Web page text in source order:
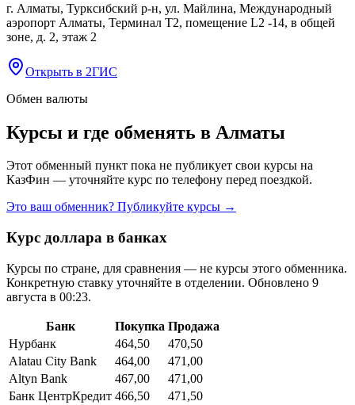
г. Алматы, Турксибский р-н, ул. Майлина, Международный
аэропорт Алматы, Терминал Т2, помещение L2 -14, в общей
зоне, д. 2, этаж 2
Открыть в 2ГИС
Обмен валюты
Курсы и где обменять в Алматы
Этот обменный пункт пока не публикует свои курсы на
КазФин — уточняйте курс по телефону перед поездкой.
Это ваш обменник? Публикуйте курсы →
Курс доллара в банках
Курсы по стране, для сравнения — не курсы этого обменника.
Конкретную ставку уточняйте в отделении. Обновлено 9
августа в 00:23.
Банк Покупка Продажа
Нурбанк
464,50
470,50
Alatau City Bank
464,00
471,00
Altyn Bank
467,00
471,00
Банк ЦентрКредит 466,50
471,50